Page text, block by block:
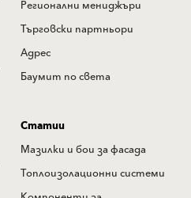
Регионални мениджъри
Търговски партньори
Адрес
Баумит по света
Статии
Мазилки и бои за фасада
Топлоизолационни системи